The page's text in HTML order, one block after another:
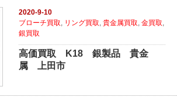
2020-9-10
ブローチ買取, リング買取,貴金属買取,金買取,
銀買取
高価買取 K18 銀製品 貴金
属 上田市